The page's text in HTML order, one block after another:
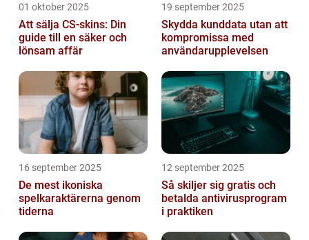
01 oktober 2025
Att sälja CS-skins: Din
guide till en säker och
lönsam affär
19 september 2025
Skydda kunddata utan att
kompromissa med
användarupplevelsen
16 september 2025
De mest ikoniska
spelkaraktärerna genom
tiderna
12 september 2025
Så skiljer sig gratis och
betalda antivirusprogram
i praktiken